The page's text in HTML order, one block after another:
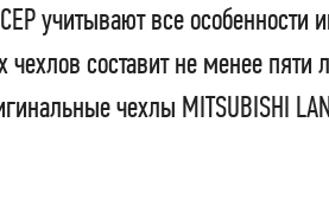
учитывают все особенности
составит не менее
чехлы MITSUBISHI